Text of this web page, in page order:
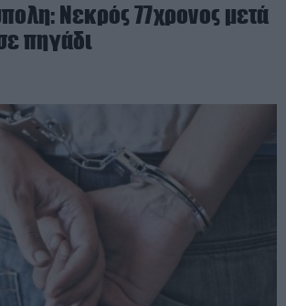
Νεκρός 77χρονος μετά
πηγάδι